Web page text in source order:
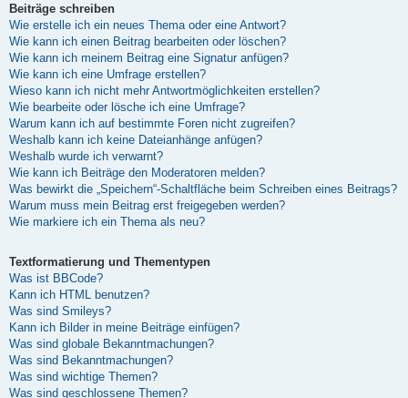
Beiträge schreiben
Wie erstelle ich ein neues Thema oder eine Antwort?
Wie kann ich einen Beitrag bearbeiten oder löschen?
Wie kann ich meinem Beitrag eine Signatur anfügen?
Wie kann ich eine Umfrage erstellen?
Wieso kann ich nicht mehr Antwortmöglichkeiten erstellen?
Wie bearbeite oder lösche ich eine Umfrage?
Warum kann ich auf bestimmte Foren nicht zugreifen?
Weshalb kann ich keine Dateianhänge anfügen?
Weshalb wurde ich verwarnt?
Wie kann ich Beiträge den Moderatoren melden?
Was bewirkt die „Speichern“-Schaltfläche beim Schreiben eines Beitrags?
Warum muss mein Beitrag erst freigegeben werden?
Wie markiere ich ein Thema als neu?
Textformatierung und Thementypen
Was ist BBCode?
Kann ich HTML benutzen?
Was sind Smileys?
Kann ich Bilder in meine Beiträge einfügen?
Was sind globale Bekanntmachungen?
Was sind Bekanntmachungen?
Was sind wichtige Themen?
Was sind geschlossene Themen?